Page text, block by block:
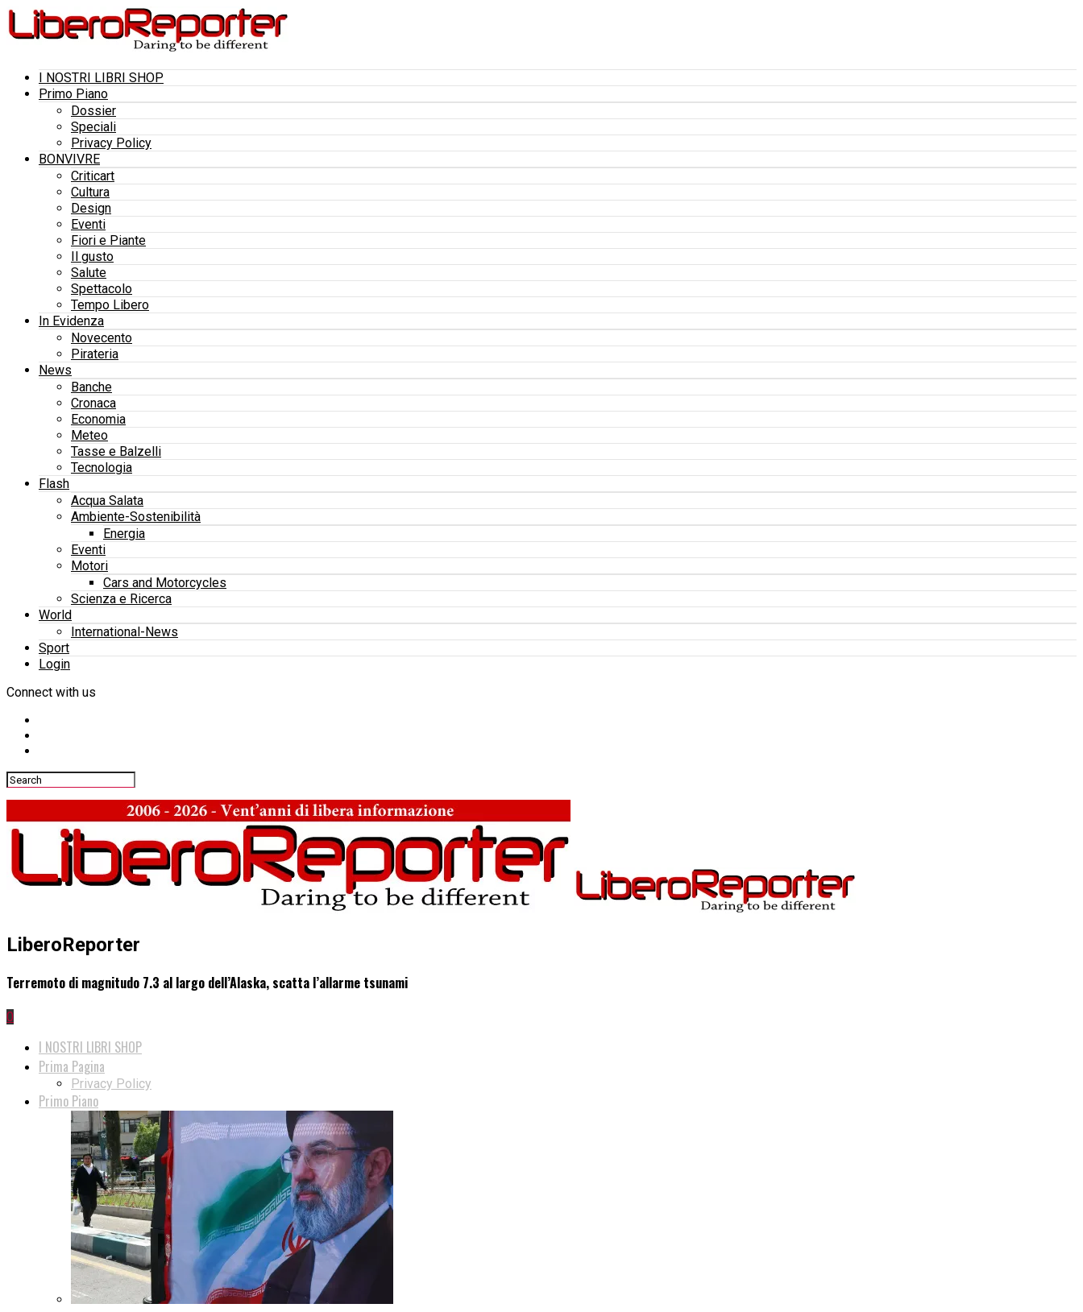
I NOSTRI LIBRI SHOP
Primo Piano
Dossier
Speciali
Privacy Policy
BONVIVRE
Criticart
Cultura
Design
Eventi
Fiori e Piante
Il gusto
Salute
Spettacolo
Tempo Libero
In Evidenza
Novecento
Pirateria
News
Banche
Cronaca
Economia
Meteo
Tasse e Balzelli
Tecnologia
Flash
Acqua Salata
Ambiente-Sostenibilità
Energia
Eventi
Motori
Cars and Motorcycles
Scienza e Ricerca
World
International-News
Sport
Login
Connect with us
LiberoReporter
Terremoto di magnitudo 7.3 al largo dell’Alaska, scatta l’allarme tsunami
0
I NOSTRI LIBRI SHOP
Prima Pagina
Privacy Policy
Primo Piano